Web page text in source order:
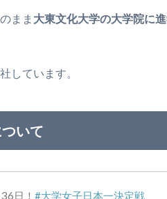
まま 大東文化大学の大学院に
しています。
いて
日！ #大学女子日本一決定戦